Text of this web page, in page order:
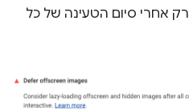
אחרי סיום הטעינה של כל